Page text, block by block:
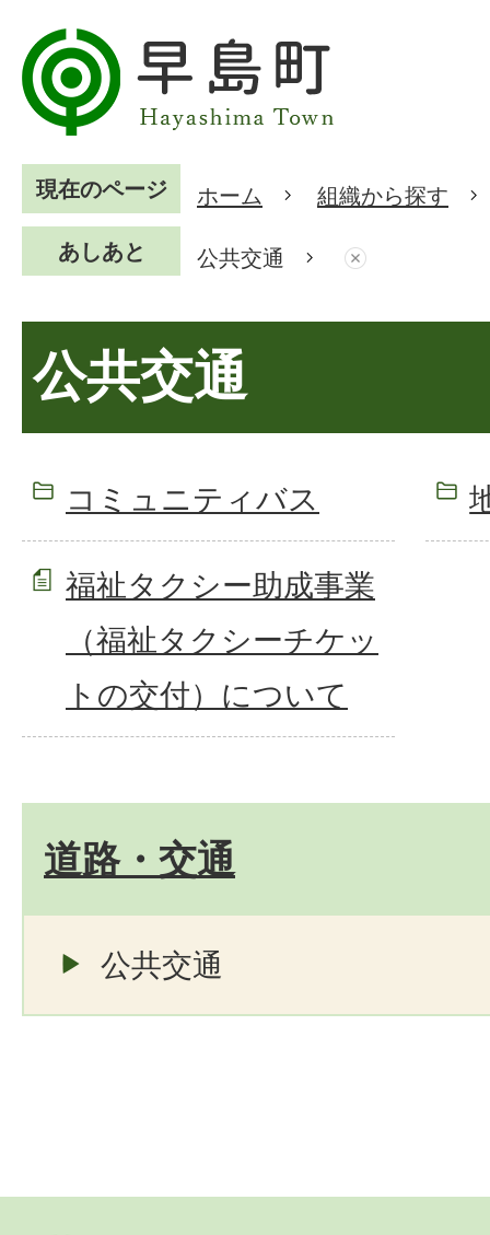
現在のページ ホーム 組織から探す
あしあと 公共交通
公共交通
コミュニティバス
福祉タクシー助成事業
（福祉タクシーチケッ
トの交付）について
道路・交通
公共交通